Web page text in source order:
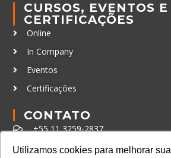
Utilizamos cookies para melhorar sua
CURSOS, EVENTOS E
CERTIFICAÇÕES
Online
In Company
Eventos
Certificações
CONTATO
+55 11 3259-2837
+55 11 98924-8322